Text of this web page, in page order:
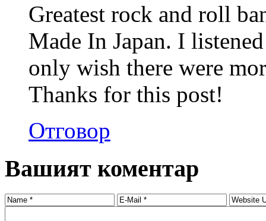
Greatest rock and roll
Made In Japan. I
only wish there were
Thanks for this post!
Отговор
Вашият коментар